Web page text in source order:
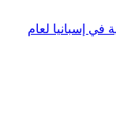
في إسبانيا لعام